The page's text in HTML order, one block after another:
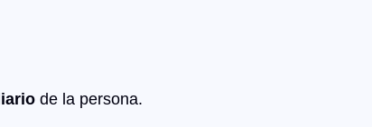
de la persona.